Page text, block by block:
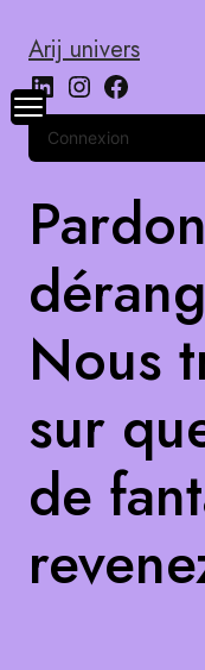
Arij univers
Connexion
Nous
sur
de